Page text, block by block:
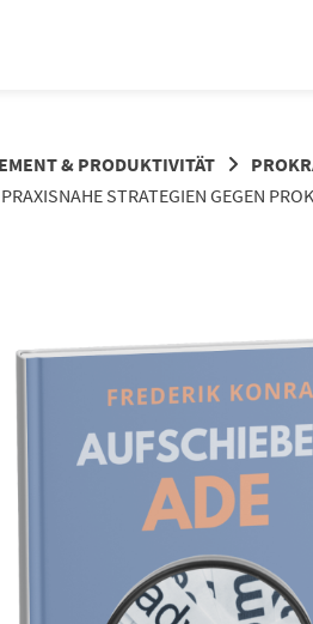
& PRODUKTIVITÄT
STRATEGIEN GEGEN